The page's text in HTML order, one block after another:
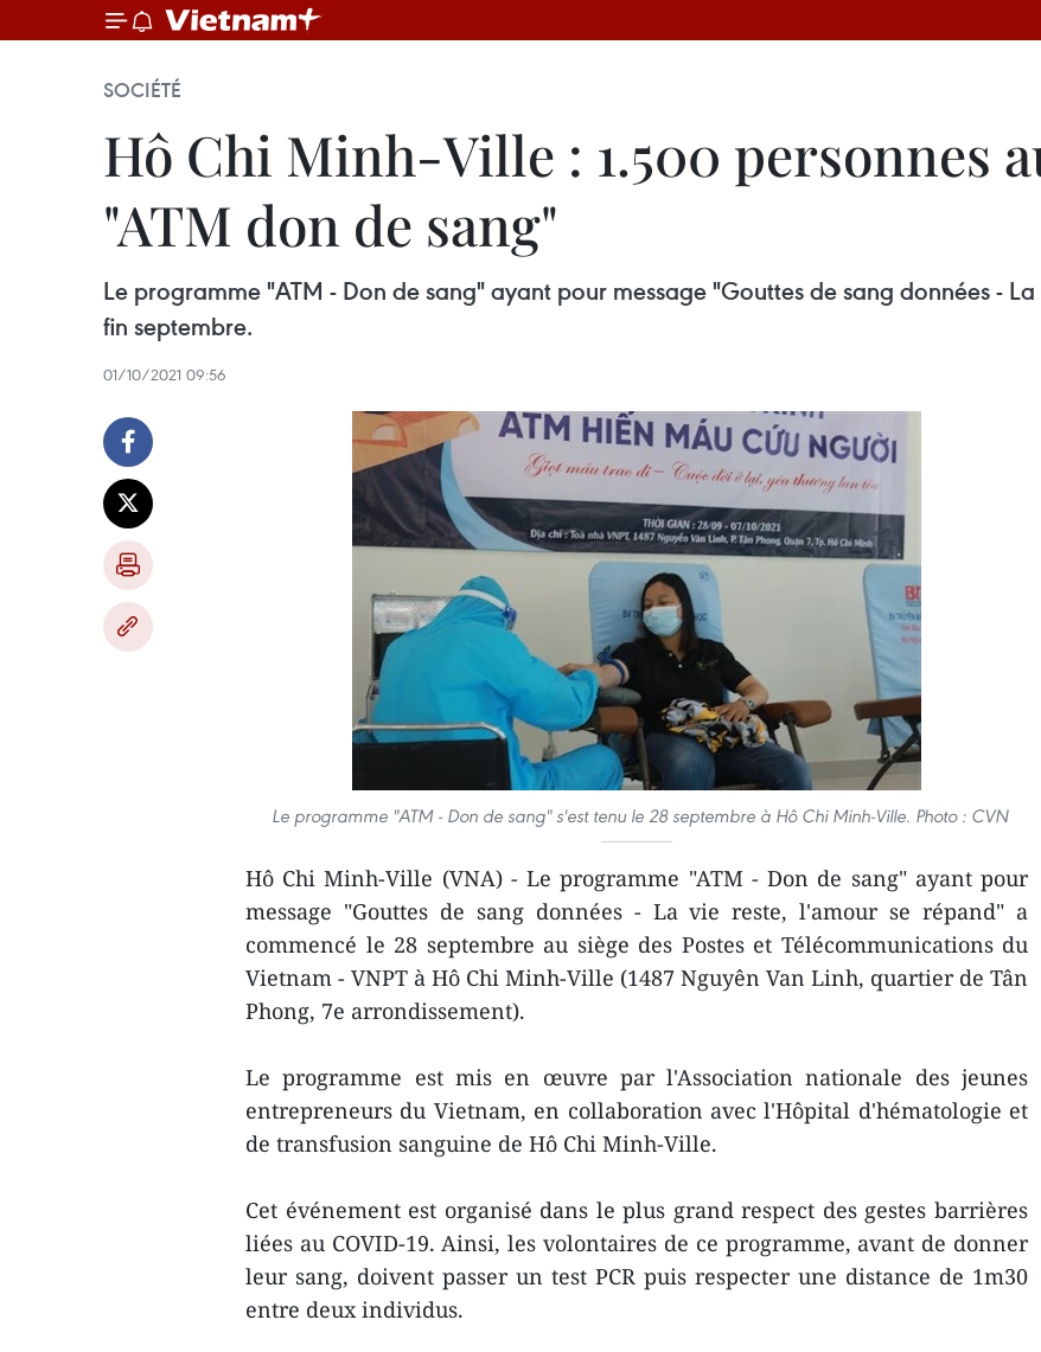
SOCIÉTÉ
Hô Chi Minh-Ville : 1.500 personnes
"ATM don de sang"
Le programme "ATM - Don de sang" ayant pour message "Gouttes de sang données -
fin septembre.
01/10/2021 09:56
Le programme "ATM - Don de sang" s'est tenu le 28 septembre à Hô Chi Minh-Ville. Photo : CVN
Hô Chi Minh-Ville (VNA) - Le programme "ATM - Don de sang" ayant pour
message "Gouttes de sang données - La vie reste, l'amour se répand" a
commencé le 28 septembre au siège des Postes et Télécommunications du
Vietnam - VNPT à Hô Chi Minh-Ville (1487 Nguyên Van Linh, quartier de Tân
Phong, 7e arrondissement).
Le programme est mis en œuvre par l'Association nationale des jeunes
entrepreneurs du Vietnam, en collaboration avec l'Hôpital d'hématologie et
de transfusion sanguine de Hô Chi Minh-Ville.
Cet événement est organisé dans le plus grand respect des gestes barrières
liées au COVID-19. Ainsi, les volontaires de ce programme, avant de donner
leur sang, doivent passer un test PCR puis respecter une distance de 1m30
entre deux individus.